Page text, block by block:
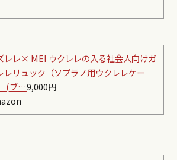
レレ× MEI ウクレレの入る社会人向けガ
レリュック（ソプラノ用ウクレレケー
(ブ…9,000円